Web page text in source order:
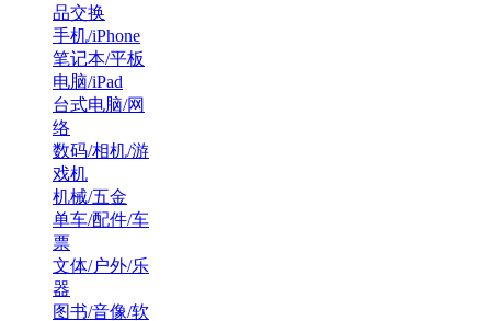
品交换
手机/iPhone
笔记本/平板
电脑/iPad
台式电脑/网
络
数码/相机/游
戏机
机械/五金
单车/配件/车
票
文体/户外/乐
器
图书/音像/软